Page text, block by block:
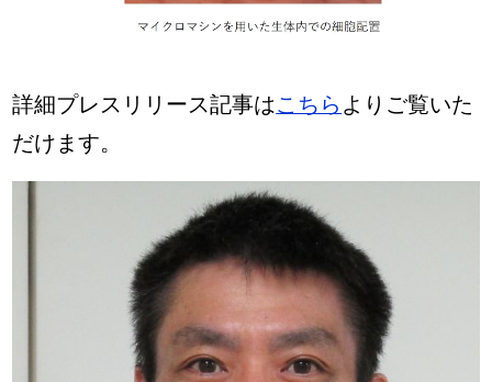
詳細プレスリリース記事はこちら よりご覧いた
だけます。